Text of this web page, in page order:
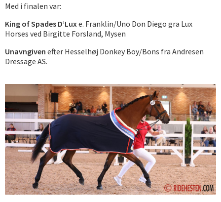
Med i finalen var:
King of Spades D’Lux e. Franklin/Uno Don Diego gra Lux
Horses ved Birgitte Forsland, Mysen
Unavngiven efter Hesselhøj Donkey Boy/Bons fra Andresen
Dressage AS.